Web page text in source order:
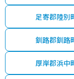
足寄郡陸別
釧路郡釧路
厚岸郡浜中